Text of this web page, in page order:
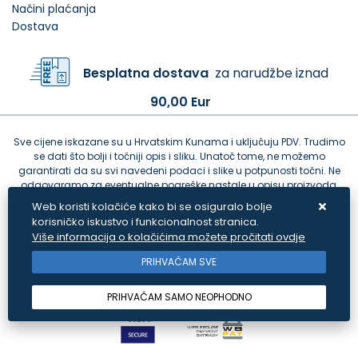
Načini plaćanja
Dostava
Besplatna dostavaza narudžbe iznad
90,00 Eur
Sve cijene iskazane su u Hrvatskim Kunama i uključuju PDV. Trudimo
se dati što bolji i točniji opis i sliku. Unatoč tome, ne možemo
garantirati da su svi navedeni podaci i slike u potpunosti točni. Ne
odgovaramo za eventualne pogreške nastale u opisu proizvoda,
greške prilikom štampanja te promjene cijena.
Web koristi kolačiće kako bi se osiguralo bolje
korisničko iskustvo i funkcionalnost stranica.
Više informacija o kolačićima možete pročitati ovdje
PRIHVAĆAM SVE
PRIHVAĆAM SAMO NEOPHODNO